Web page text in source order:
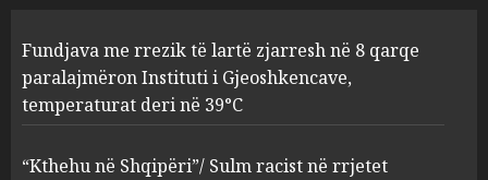
3
burgosur përfundojnë në
spital! (Emrat)
AUGUST 8, 2026
Fundjava me rrezik të lartë zjarresh në 8 qarqe
paralajmëron Instituti i Gjeoshkencave,
temperaturat deri në 39°C
“Kthehu në Shqipëri”/ Sulm racist në rrjetet